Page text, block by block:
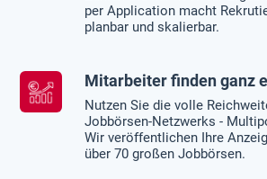
per Application macht
planbar und skalierbar.
Mitarbeiter finden ganz
Nutzen Sie die volle
Jobbörsen-Netzwerks -
Wir veröffentlichen Ihre
über 70 großen Jobbörsen.